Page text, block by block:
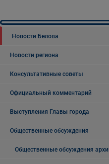
Новости Белова
Новости региона
Консультативные советы
Официальный комментарий
Выступления Главы города
Общественные обсуждения
Общественные обсуждения